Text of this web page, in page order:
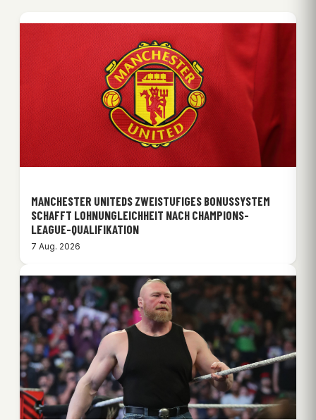
MANCHESTER UNITEDS ZWEISTUFIGES BONUSSYSTEM
SCHAFFT LOHNUNGLEICHHEIT NACH CHAMPIONS-
LEAGUE-QUALIFIKATION
7 Aug. 2026